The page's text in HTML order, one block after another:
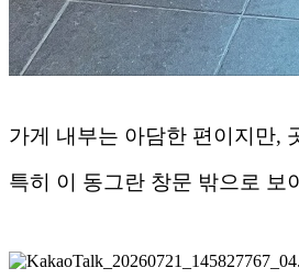
가게 내부는 아담한 편이지만,
특히 이 동그란 창문 밖으로 보